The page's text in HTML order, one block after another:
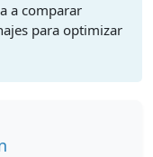
a comparar
para optimizar